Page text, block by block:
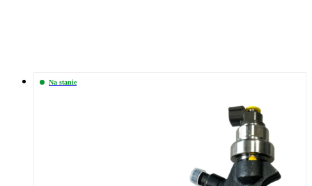
Na stanie